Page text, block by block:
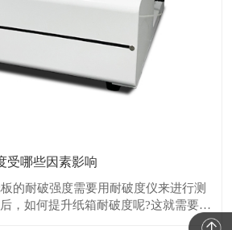
受哪些因素影响
的耐破强度需要用耐破度仪来进行测
，如何提升纸箱耐破度呢?这就需要了
些因素影响。​​​ 1、瓦楞纸箱的耐破强